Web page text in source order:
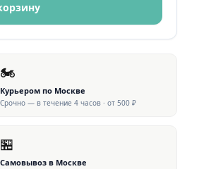
🏍
Курьером по Москве
Срочно — в течение 4 часов · от 500 ₽
🏪
Самовывоз в Москве